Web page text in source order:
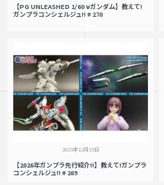
【PG UNLEASHED 1/60 νガンダム】教えて!
ガンプラコンシェルジュ!! # 270
2025年12月25日
【2026年ガンプラ先行紹介!!】教えて!ガンプラ
コンシェルジュ!! # 269